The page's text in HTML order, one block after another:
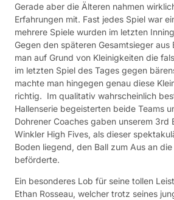
Gerade aber die Älteren nahmen
Erfahrungen mit. Fast jedes Spiel war
mehrere Spiele wurden im letzten
Gegen den späteren Gesamtsieger aus
man auf Grund von Kleinigkeiten die
im letzten Spiel des Tages gegen
machte man hingegen genau diese
richtig. Im qualitativ wahrscheinlich
Hallenserie begeisterten beide Teams
Dohrener Coaches gaben unserem 3rd
Winkler High Fives, als dieser
Boden liegend, den Ball zum Aus an
beförderte.
Ein besonderes Lob für seine tollen
Ethan Rosseau, welcher trotz seines